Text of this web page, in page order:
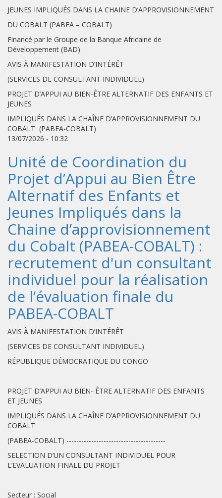
JEUNES IMPLIQUÉS DANS LA CHAINE D’APPROVISIONNEMENT
DU COBALT (PABEA – COBALT)
Financé par le Groupe de la Banque Africaine de
Développement (BAD)
AVIS À MANIFESTATION D’INTÉRÊT
(SERVICES DE CONSULTANT INDIVIDUEL)
PROJET D’APPUI AU BIEN-ÊTRE ALTERNATIF DES ENFANTS ET
JEUNES
IMPLIQUÉS DANS LA CHAÎNE D’APPROVISIONNEMENT DU
COBALT (PABEA-COBALT)
13/07/2026 - 10:32
Unité de Coordination du
Projet d’Appui au Bien Être
Alternatif des Enfants et
Jeunes Impliqués dans la
Chaine d’approvisionnement
du Cobalt (PABEA-COBALT) :
recrutement d'un consultant
individuel pour la réalisation
de l’évaluation finale du
PABEA-COBALT
AVIS À MANIFESTATION D’INTÉRÊT
(SERVICES DE CONSULTANT INDIVIDUEL)
RÉPUBLIQUE DÉMOCRATIQUE DU CONGO
PROJET D’APPUI AU BIEN- ÊTRE ALTERNATIF DES ENFANTS
ET JEUNES
IMPLIQUÉS DANS LA CHAÎNE D’APPROVISIONNEMENT DU
COBALT
(PABEA-COBALT) ----------------------------------------
SELECTION D’UN CONSULTANT INDIVIDUEL POUR
L’EVALUATION FINALE DU PROJET
Secteur : Social